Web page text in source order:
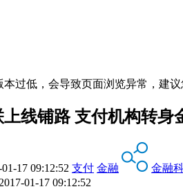
过低，会导致页面浏览异常，建
线铺路 支付机构转身
01-17 09:12:52 支付 金融
金融
01-17 09:12:52